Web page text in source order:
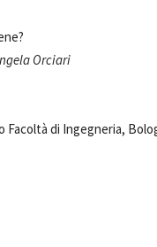
Orciari
Facoltà di Ingegneria,